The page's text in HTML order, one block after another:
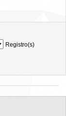
Registro(s)